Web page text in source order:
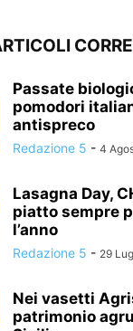
Passate
pomodori
antispreco
Redazione 5 - 4
Lasagna Day,
piatto sempre
l’anno
Redazione 5 - 29
Nei vasetti
patrimonio